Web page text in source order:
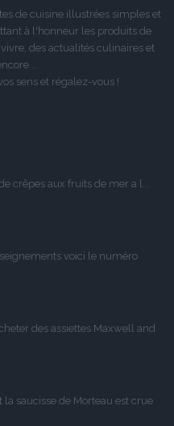
de cuisine illustrées simples et
à l'honneur les produits de
des actualités culinaires et
...
sens et régalez-vous !
crêpes aux fruits de mer a l...
voici le numéro
des assiettes Maxwell and
saucisse de Morteau est crue